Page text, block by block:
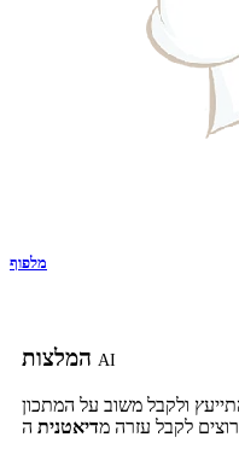
מלפוף
AI
רוצים לקבל עזרה מדיאטנית